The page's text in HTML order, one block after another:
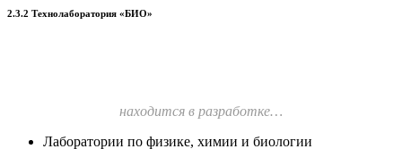
2.3.2 Технолаборатория «БИО»
находится в разработке…
Лаборатории по физике, химии и биологии